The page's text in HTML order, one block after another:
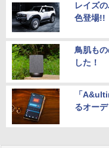
レイズ
色登場!!
鳥肌も
した！
「
るオー